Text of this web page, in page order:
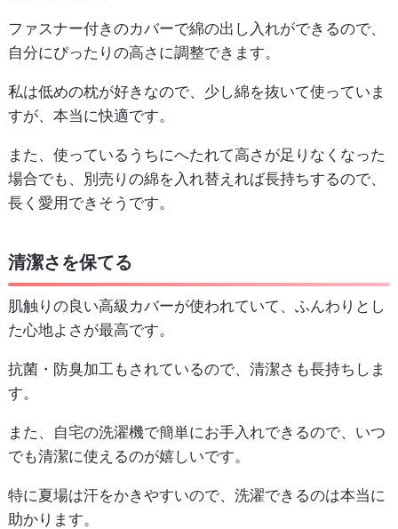
ファスナー付きのカバーで綿の出し入れができるので、
自分にぴったりの高さに調整できます。
私は低めの枕が好きなので、少し綿を抜いて使っていま
すが、本当に快適です。
また、使っているうちにへたれて高さが足りなくなった
場合でも、別売りの綿を入れ替えれば長持ちするので、
長く愛用できそうです。
清潔さを保てる
肌触りの良い高級カバーが使われていて、ふんわりとし
た心地よさが最高です。
抗菌・防臭加工もされているので、清潔さも長持ちしま
す。
また、自宅の洗濯機で簡単にお手入れできるので、いつ
でも清潔に使えるのが嬉しいです。
特に夏場は汗をかきやすいので、洗濯できるのは本当に
助かります。